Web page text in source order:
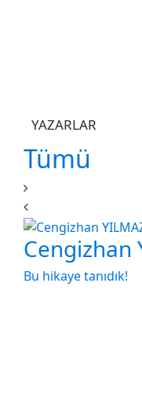
YAZARLAR
Tümü
Cengizhan
Bu hikaye tanıdık!